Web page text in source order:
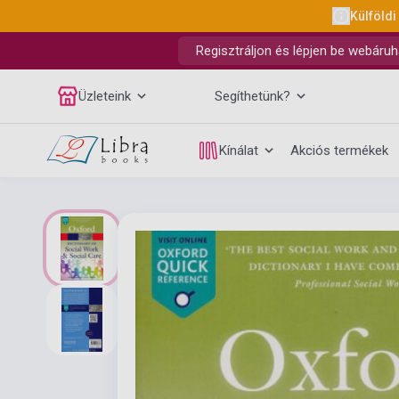
Külföldi
Regisztráljon és lépjen be
Üzleteink Segíthetünk?
Kínálat Akciós termékek